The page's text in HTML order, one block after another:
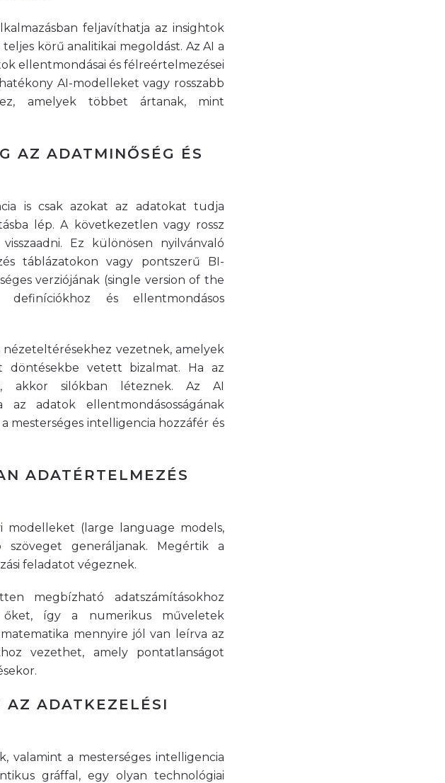
feljavíthatja az insightok
körű analitikai megoldást. Az AI a
ellentmondásai és félreértelmezései
AI-modelleket vagy rosszabb
amelyek többet ártanak, mint
AZ ADATMINŐSÉG ÉS
is csak azokat az adatokat tudja
lép. A következetlen vagy rossz
Ez különösen nyilvánvaló
táblázatokon vagy pontszerű BI-
verziójának (single version of the
és ellentmondásos
vezetnek, amelyek
döntésekbe vetett bizalmat. Ha az
akkor silókban léteznek. Az AI
adatok ellentmondásosságának
mesterséges intelligencia hozzáfér és
ADATÉRTELMEZÉS
modelleket (large language models,
generáljanak. Megértik a
feladatot végeznek.
megbízható adatszámításokhoz
őket, így a numerikus műveletek
mennyire jól van leírva az
vezethet, amely pontatlanságot
AZ ADATKEZELÉSI
valamint a mesterséges intelligencia
gráffal, egy olyan technológiai